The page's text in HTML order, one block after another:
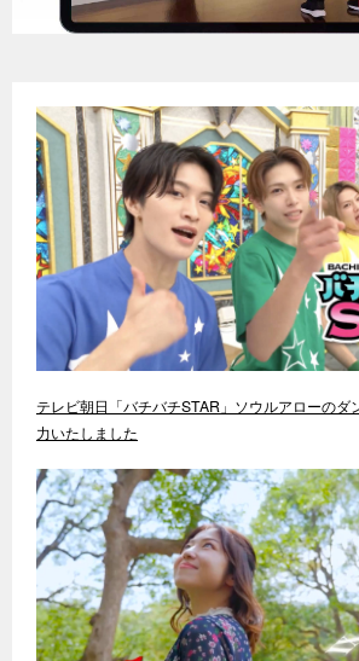
テレビ朝日「バチバチSTAR」ソウルアローのダ
力いたしました